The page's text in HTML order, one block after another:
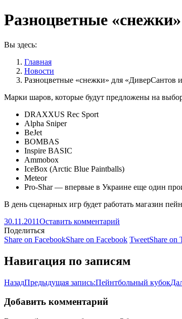
Разноцветные
Вы здесь:
Главная
Новости
Разноцветные «снежки» для «ДиверСантов
Марки шаров, которые будут предложены на
DRAXXUS Rec Sport
Alpha Sniper
BeJet
BOMBAS
Inspire BASIC
Ammobox
IceBox (Arctic Blue Paintballs)
Meteor
Pro-Shar — впервые в Украине еще один
В день сценарных игр будет работать магазин
30.11.2011Оставить комментарий
Поделиться
Share on FacebookShare on Facebook TweetShare on
Навигация по записям
НазадПредыдущая запись:Пейнтбольный кубок
Добавить комментарий